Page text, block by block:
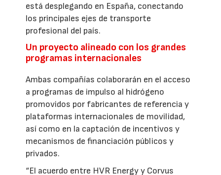
está desplegando en España, conectando
los principales ejes de transporte
profesional del país.
Un proyecto alineado con los grandes
programas internacionales
Ambas compañías colaborarán en el acceso
a programas de impulso al hidrógeno
promovidos por fabricantes de referencia y
plataformas internacionales de movilidad,
así como en la captación de incentivos y
mecanismos de financiación públicos y
privados.
“El acuerdo entre HVR Energy y Corvus